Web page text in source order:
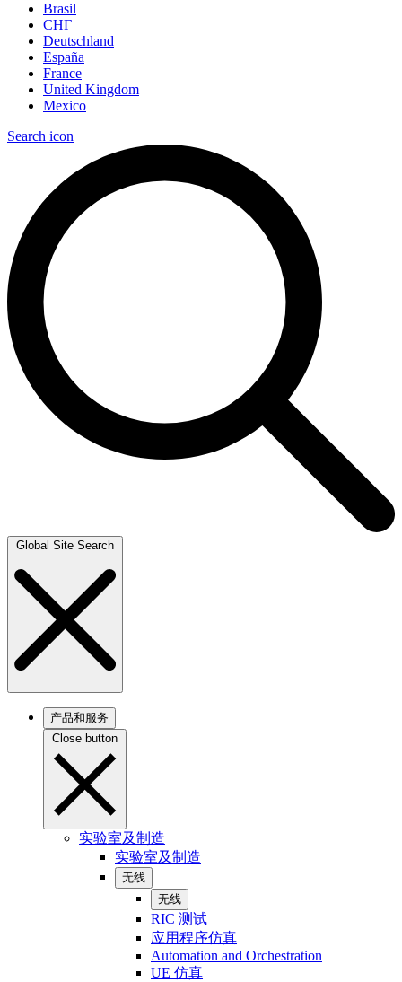
Brasil
СНГ
Deutschland
España
France
United Kingdom
Mexico
Search icon
Global Site Search
产品和服务
Close button
实验室及制造
实验室及制造
无线
无线
RIC 测试
应用程序仿真
Automation and Orchestration
UE 仿真